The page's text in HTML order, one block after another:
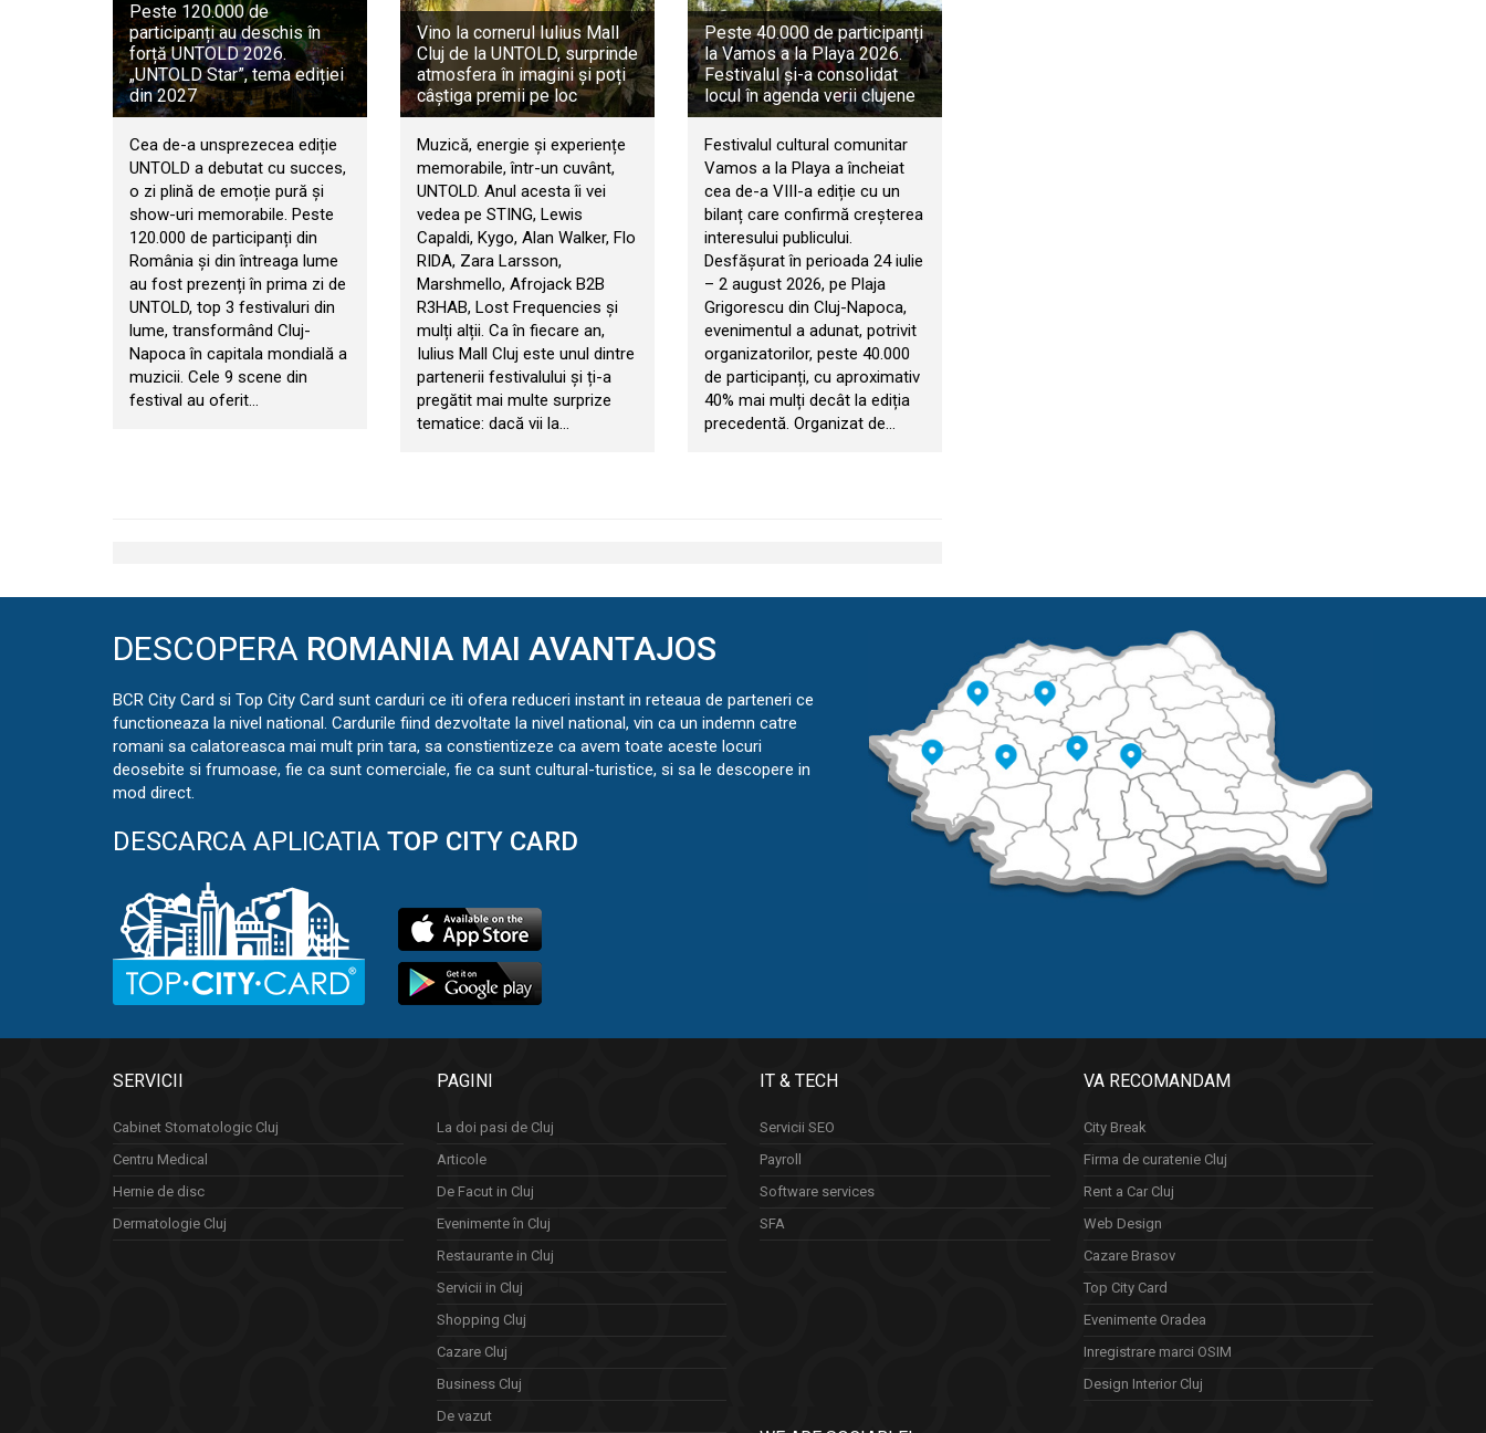
Peste 120.000 de
participanți au deschis în
forță UNTOLD 2026.
„UNTOLD Star”, tema ediției
din 2027
Cea de-a unsprezecea ediție
UNTOLD a debutat cu succes,
o zi plină de emoție pură și
show-uri memorabile. Peste
120.000 de participanți din
România și din întreaga lume
au fost prezenți în prima zi de
UNTOLD, top 3 festivaluri din
lume, transformând Cluj-
Napoca în capitala mondială a
muzicii. Cele 9 scene din
festival au oferit…
Vino la cornerul Iulius Mall
Cluj de la UNTOLD, surprinde
atmosfera în imagini și poți
câștiga premii pe loc
Muzică, energie și experiențe
memorabile, într-un cuvânt,
UNTOLD. Anul acesta îi vei
vedea pe STING, Lewis
Capaldi, Kygo, Alan Walker, Flo
RIDA, Zara Larsson,
Marshmello, Afrojack B2B
R3HAB, Lost Frequencies și
mulți alții. Ca în fiecare an,
Iulius Mall Cluj este unul dintre
partenerii festivalului și ți-a
pregătit mai multe surprize
tematice: dacă vii la…
Peste 40.000 de participanți
la Vamos a la Playa 2026.
Festivalul și-a consolidat
locul în agenda verii clujene
Festivalul cultural comunitar
Vamos a la Playa a încheiat
cea de-a VIII-a ediție cu un
bilanț care confirmă creșterea
interesului publicului.
Desfășurat în perioada 24 iulie
– 2 august 2026, pe Plaja
Grigorescu din Cluj-Napoca,
evenimentul a adunat, potrivit
organizatorilor, peste 40.000
de participanți, cu aproximativ
40% mai mulți decât la ediția
precedentă. Organizat de…
DESCOPERA ROMANIA MAI AVANTAJOS
BCR City Card si Top City Card sunt carduri ce iti ofera reduceri instant in reteaua de parteneri ce
functioneaza la nivel national. Cardurile fiind dezvoltate la nivel national, vin ca un indemn catre
romani sa calatoreasca mai mult prin tara, sa constientizeze ca avem toate aceste locuri
deosebite si frumoase, fie ca sunt comerciale, fie ca sunt cultural-turistice, si sa le descopere in
mod direct.
DESCARCA APLICATIA TOP CITY CARD
SERVICII
Cabinet Stomatologic Cluj
Centru Medical
Hernie de disc
Dermatologie Cluj
PAGINI
La doi pasi de Cluj
Articole
De Facut in Cluj
Evenimente în Cluj
Restaurante in Cluj
Servicii in Cluj
Shopping Cluj
Cazare Cluj
Business Cluj
De vazut
IT & TECH
Servicii SEO
Payroll
Software services
SFA
VA RECOMANDAM
City Break
Firma de curatenie Cluj
Rent a Car Cluj
Web Design
Cazare Brasov
Top City Card
Evenimente Oradea
Inregistrare marci OSIM
Design Interior Cluj